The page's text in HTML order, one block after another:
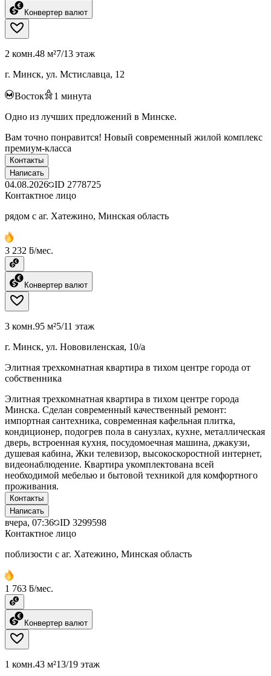
Конвертер валют
2 комн.48 м²7/13 этаж
г. Минск, ул. Мстиславца, 12
Восток 1 минута
Одно из лучших предложений в Минске.
Вам точно понравится! Новый современный жилой комплекс
премиум-класса
Контакты
Написать
04.08.2026 ID 2778725
Контактное лицо
рядом с аг. Хатежино, Минская область
3 232 ƃ/мес.
Конвертер валют
3 комн.95 м²5/11 этаж
г. Минск, ул. Нововиленская, 10/а
Элитная трехкомнатная квартира в тихом центре города от
собственника
Элитная трехкомнатная квартира в тихом центре города
Минска. Сделан современный качественный ремонт:
импортная сантехника, современная кафельная плитка,
кондиционер, подогрев пола в санузлах, кухне, металлическая
дверь, встроенная кухня, посудомоечная машина, джакузи,
душевая кабина, Жки телевизор, высокоскоростной интернет,
видеонаблюдение. Квартира укомплектована всей
необходимой мебелью и бытовой техникой для комфортного
проживания.
Контакты
Написать
вчера, 07:36 ID 3299598
Контактное лицо
поблизости с аг. Хатежино, Минская область
1 763 ƃ/мес.
Конвертер валют
1 комн.43 м²13/19 этаж